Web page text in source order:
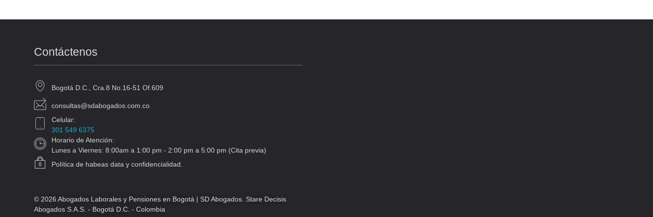
Contáctenos
Bogotá D.C., Cra.8 No.16-51 Of.609
consultas@sdabogados.com.co
Celular:
301 549 6375
Horario de Atención:
Lunes a Viernes: 8:00am a 1:00 pm - 2:00 pm a 5:00 pm (Cita previa)
Política de habeas data y confidencialidad.
© 2026 Abogados Laborales y Pensiones en Bogotá | SD Abogados. Stare Decisis
Abogados S.A.S. - Bogotá D.C. - Colombia